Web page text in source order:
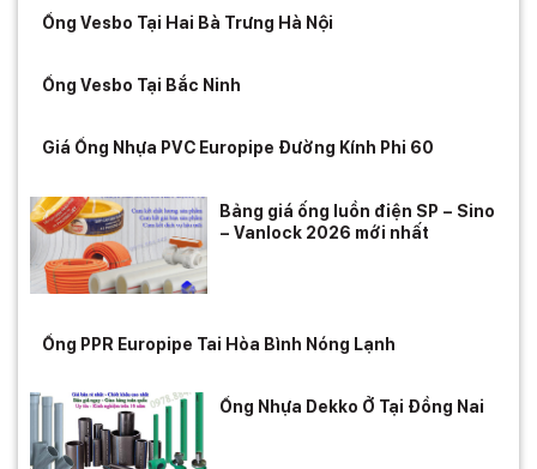
Ống Vesbo Tại Hai Bà Trưng Hà Nội
Ống Vesbo Tại Bắc Ninh
Giá Ống Nhựa PVC Europipe Đường Kính Phi 60
Bảng giá ống luồn điện SP – Sino
– Vanlock 2026 mới nhất
Ống PPR Europipe Tai Hòa Bình Nóng Lạnh
Ống Nhựa Dekko Ở Tại Đồng Nai